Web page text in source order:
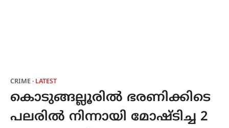
CRIME LATEST
കൊടുങ്ങല്ലൂരിൽ ഭരണിക്കിടെ
പലരിൽ നിന്നായി മോഷ്ടിച്ച 2